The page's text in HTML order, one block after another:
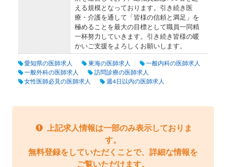
える規模となっております。引き続き医
療・介護を通して「皆様の信頼と満足」を
極めることを最大の目標として職員一同精
一杯努力していきます。引き続き皆様の暖
かいご支援をよろしくお願いします。
愛知県の医師求人 東海の医師求人
一般内科の医師求人
一般外科の医師求人
訪問診療の医師求人
女性医師必見の医師求人
週4日以内の医師求人
上記求人情報は一部のみ表示しておりま
す。
無料登録をしていただくことで、詳細な情報を
ご覧いただけます。